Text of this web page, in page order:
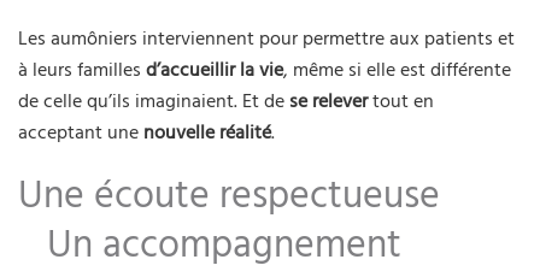
Les aumôniers interviennent pour permettre aux patients et
à leurs familles d’accueillir la vie, même si elle est différente
de celle qu’ils imaginaient. Et de se relevertout en
acceptant une nouvelle réalité.
Une écoute respectueuse
Un accompagnement